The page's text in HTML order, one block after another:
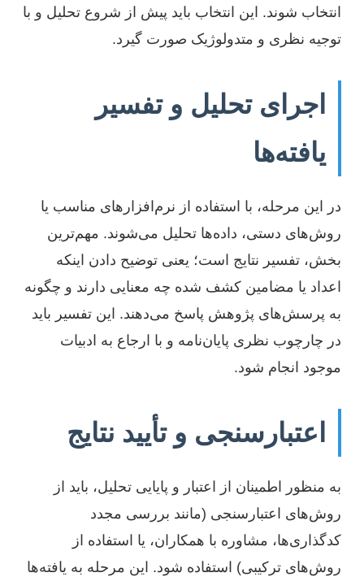
انتخاب شوند. این انتخاب باید پیش از شروع تحلیل و با
توجیه نظری و متدولوژیک صورت گیرد.
اجرای تحلیل و تفسیر
یافته‌ها
در این مرحله، با استفاده از نرم‌افزارهای مناسب یا
روش‌های دستی، داده‌ها تحلیل می‌شوند. مهم‌ترین
بخش، تفسیر نتایج است؛ یعنی توضیح دادن اینکه
اعداد یا مضامین کشف شده چه معنایی دارند و چگونه
به پرسش‌های پژوهش پاسخ می‌دهند. این تفسیر باید
در چارچوب نظری پایان‌نامه و با ارجاع به ادبیات
موجود انجام شود.
اعتبارسنجی و تأیید نتایج
به منظور اطمینان از اعتبار و پایایی تحلیل، باید از
روش‌های اعتبارسنجی (مانند بررسی مجدد
کدگذاری‌ها، مشاوره با همکاران، یا استفاده از
روش‌های ترکیبی) استفاده شود. این مرحله به یافته‌ها